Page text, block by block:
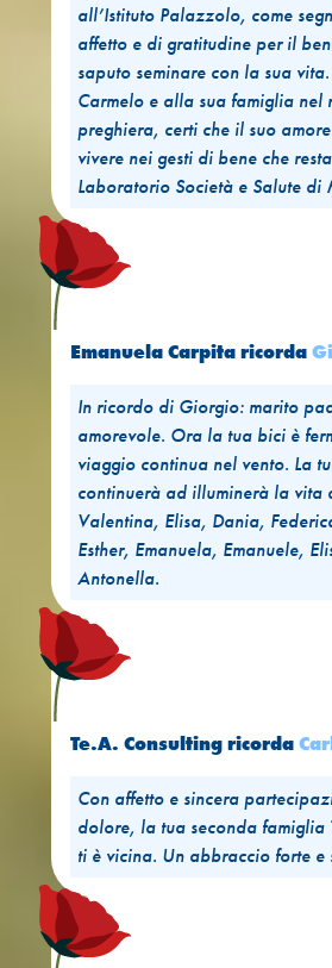
all’Istituto Palazzolo, come
affetto e di gratitudine per il
saputo seminare con la sua
Carmelo e alla sua famiglia nel
preghiera, certi che il suo
vivere nei gesti di bene che
Laboratorio Società e Salute di
Emanuela Carpita ricorda
In ricordo di Giorgio: marito
amorevole. Ora la tua bici è
viaggio continua nel vento. La
continuerà ad illuminerà la vita
Valentina, Elisa, Dania,
Esther, Emanuela, Emanuele,
Antonella.
Te.A. Consulting ricorda
Con affetto e sincera
dolore, la tua seconda famiglia
ti è vicina. Un abbraccio forte e